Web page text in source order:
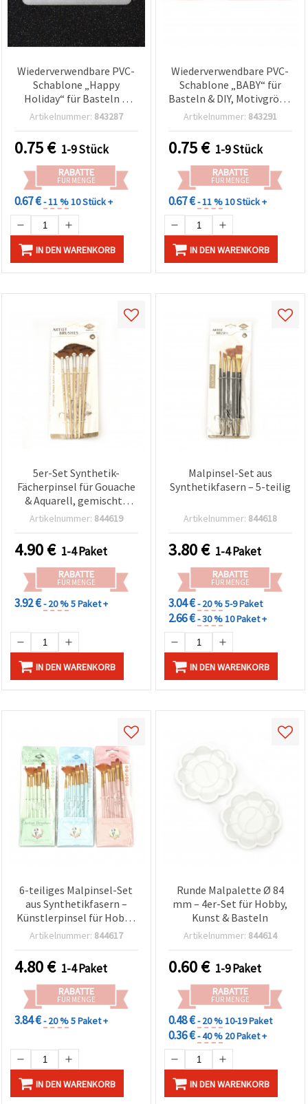
Wiederverwendbare PVC-
Schablone „Happy
Holiday“ für Basteln &
Scrapbooking,
Artikelnummer: 843287
0.75€ 1-9 Stück
RABATTE
FÜR MENGE
0.67 €- 11 %10 Stück +
IN DEN WARENKORB
Wiederverwendbare PVC-
Schablone „BABY“ für
Basteln & DIY, Motivgröße
18 x 5,5 cm
Artikelnummer: 843291
0.75€ 1-9 Stück
RABATTE
FÜR MENGE
0.67 €- 11 %10 Stück +
IN DEN WARENKORB
5er-Set Synthetik-
Fächerpinsel für Gouache
& Aquarell, gemischte
Größen
Artikelnummer: 844619
4.90€ 1-4 Paket
RABATTE
FÜR MENGE
3.92 €- 20 %5 Paket +
IN DEN WARENKORB
Malpinsel-Set aus
Synthetikfasern – 5-teilig
Artikelnummer: 844618
3.80€ 1-4 Paket
RABATTE
FÜR MENGE
3.04 €- 20 %5-9 Paket
2.66 €- 30 %10 Paket +
IN DEN WARENKORB
6-teiliges Malpinsel-Set
aus Synthetikfasern –
Künstlerpinsel für Hobby
& Basteln
Artikelnummer: 844617
4.80€ 1-4 Paket
RABATTE
FÜR MENGE
3.84 €- 20 %5 Paket +
IN DEN WARENKORB
Runde Malpalette Ø 84
mm – 4er-Set für Hobby,
Kunst & Basteln
Artikelnummer: 844614
0.60€ 1-9 Paket
RABATTE
FÜR MENGE
0.48 €- 20 %10-19 Paket
0.36 €- 40 % 20 Paket +
IN DEN WARENKORB